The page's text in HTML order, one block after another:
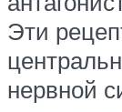
Эти
нервной